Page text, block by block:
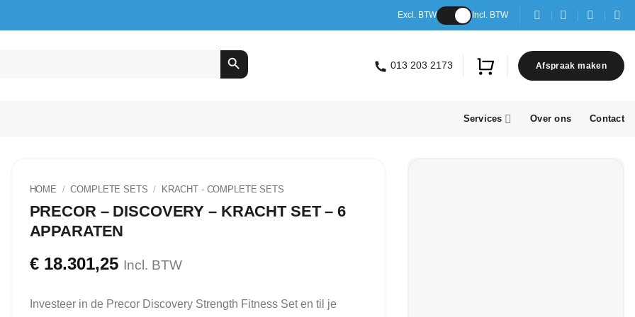
Excl. BTW Incl. BTW
013 203 2173 Afspraak maken
Services Over ons Contact
HOME / COMPLETE SETS / ⁠KRACHT - COMPLETE SETS
PRECOR – DISCOVERY – KRACHT SET – 6
APPARATEN
€18.301,25 Incl. BTW
Investeer in de Precor Discovery Strength Fitness Set en til je